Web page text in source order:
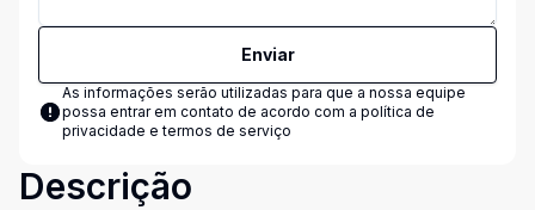
Enviar
As informações serão utilizadas para que a nossa equipe
possa entrar em contato de acordo com a política de
privacidade e termos de serviço
Descrição